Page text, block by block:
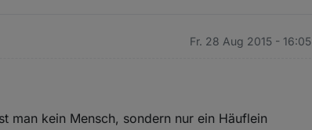
Fr. 28 Aug 2015 - 16:05
man kein Mensch, sondern nur ein Häuflein